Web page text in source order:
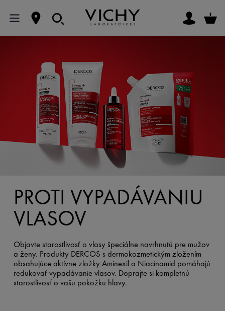
PROTI VYPADÁVANIU
VLASOV
Objavte starostlivosť o vlasy špeciálne navrhnutú pre mužov
a ženy. Produkty DERCOS s dermokozmetickým zložením
obsahujúce aktívne zložky Aminexil a Niacínamid pomáhajú
redukovať vypadávanie vlasov. Doprajte si kompletnú
starostlivosť o vašu pokožku hlavy.